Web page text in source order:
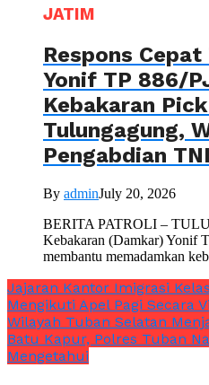
JATIM
Respons
Yonif TP 886/
Kebakaran
Tulungagung,
Pengabdian
By adminJuly 20, 2026
BERITA PATROLI –
Kebakaran (Damkar) Yonif
membantu memadamkan
Jajaran Kantor Imigrasi
Mengikuti Apel Pagi Secara
Wilayah Tuban Selatan
Batu Kapur, Polres Tuban
Mengetahui